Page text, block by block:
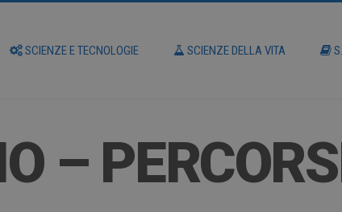
SCIENZE E TECNOLOGIE SCIENZE DELLA VITA
–